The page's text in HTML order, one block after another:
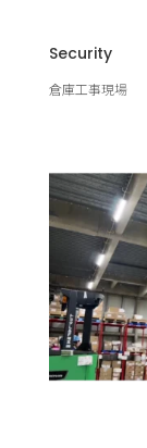
Security
倉庫工事現場